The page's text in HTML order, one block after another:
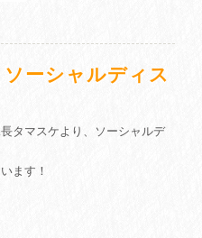
ーシャルディス
タマスケより、ソーシャルデ
ます！